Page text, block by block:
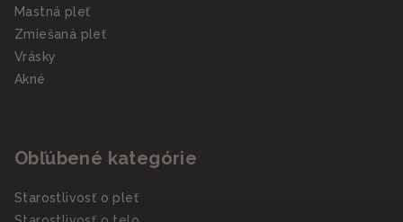
Mastná pleť
Zmiešaná pleť
Vrásky
Akné
Obľúbené kategórie
Starostlivosť o pleť